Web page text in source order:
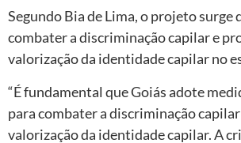
Segundo Bia de Lima, o projeto surge
combater a discriminação capilar e
valorização da identidade capilar no
“É fundamental que Goiás adote
para combater a discriminação
valorização da identidade capilar. A